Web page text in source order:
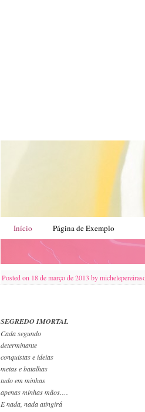
Início Página de Exemplo
Posted on 18 de março de 2013 by
SEGREDO IMORTAL
Cada segundo
determinante
conquistas e ideias
metas e batalhas
tudo em minhas
apenas minhas mãos….
E nada, nada atingirá